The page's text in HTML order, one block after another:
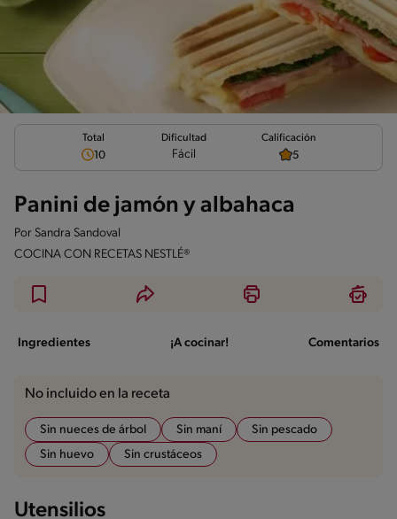
Total
10
Dificultad
Fácil
Calificación
5
Panini de jamón y albahaca
Por Sandra Sandoval
COCINA CON RECETAS NESTLÉ®
Ingredientes ¡A cocinar! Comentarios
No incluido en la receta
Sin nueces de árbol Sin maní
Sin pescado
Sin huevo
Sin crustáceos
Utensilios